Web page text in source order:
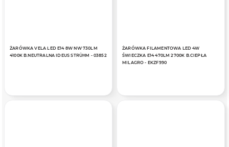
ŻARÓWKA VELA LED E14 8W NW 730LM
4100K B.NEUTRALNA IDEUS STRÜHM - 03852
ŻARÓWKA FILAMENTOWA LED 4W
ŚWIECZKA E14 470LM 2700K B.CIEPŁA
MILAGRO - EKZF990